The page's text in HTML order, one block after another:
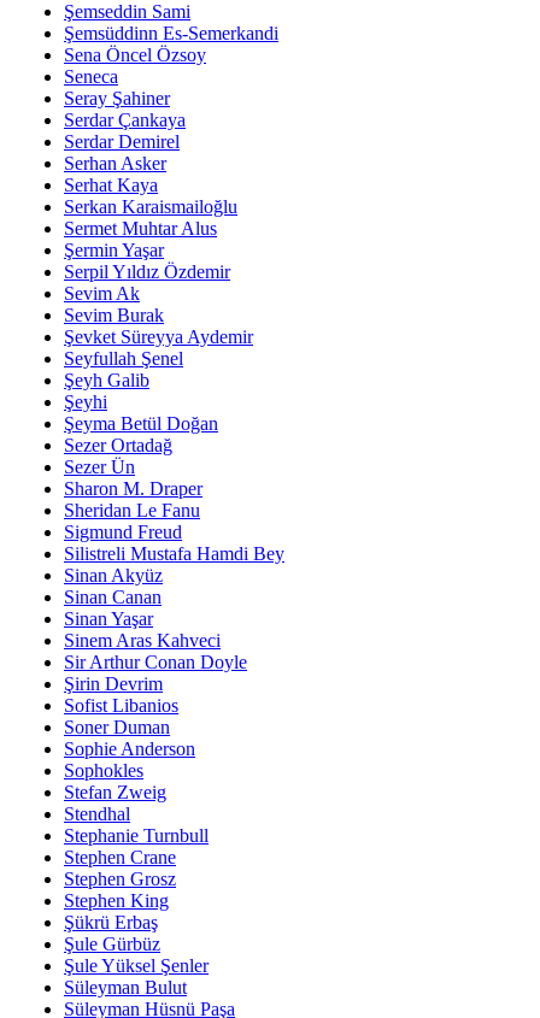
Şemseddin Sami
Şemsüddinn Es-Semerkandi
Sena Öncel Özsoy
Seneca
Seray Şahiner
Serdar Çankaya
Serdar Demirel
Serhan Asker
Serhat Kaya
Serkan Karaismailoğlu
Sermet Muhtar Alus
Şermin Yaşar
Serpil Yıldız Özdemir
Sevim Ak
Sevim Burak
Şevket Süreyya Aydemir
Seyfullah Şenel
Şeyh Galib
Şeyhi
Şeyma Betül Doğan
Sezer Ortadağ
Sezer Ün
Sharon M. Draper
Sheridan Le Fanu
Sigmund Freud
Silistreli Mustafa Hamdi Bey
Sinan Akyüz
Sinan Canan
Sinan Yaşar
Sinem Aras Kahveci
Sir Arthur Conan Doyle
Şirin Devrim
Sofist Libanios
Soner Duman
Sophie Anderson
Sophokles
Stefan Zweig
Stendhal
Stephanie Turnbull
Stephen Crane
Stephen Grosz
Stephen King
Şükrü Erbaş
Şule Gürbüz
Şule Yüksel Şenler
Süleyman Bulut
Süleyman Hüsnü Paşa